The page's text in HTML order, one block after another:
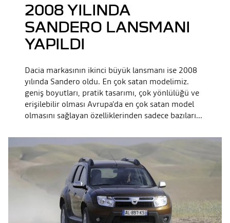
2008 YILINDA
SANDERO LANSMANI
YAPILDI
Dacia markasının ikinci büyük lansmanı ise 2008
yılında Sandero oldu. En çok satan modelimiz.
geniş boyutları, pratik tasarımı, çok yönlülüğü ve
erişilebilir olması Avrupa'da en çok satan model
olmasını sağlayan özelliklerinden sadece bazıları...